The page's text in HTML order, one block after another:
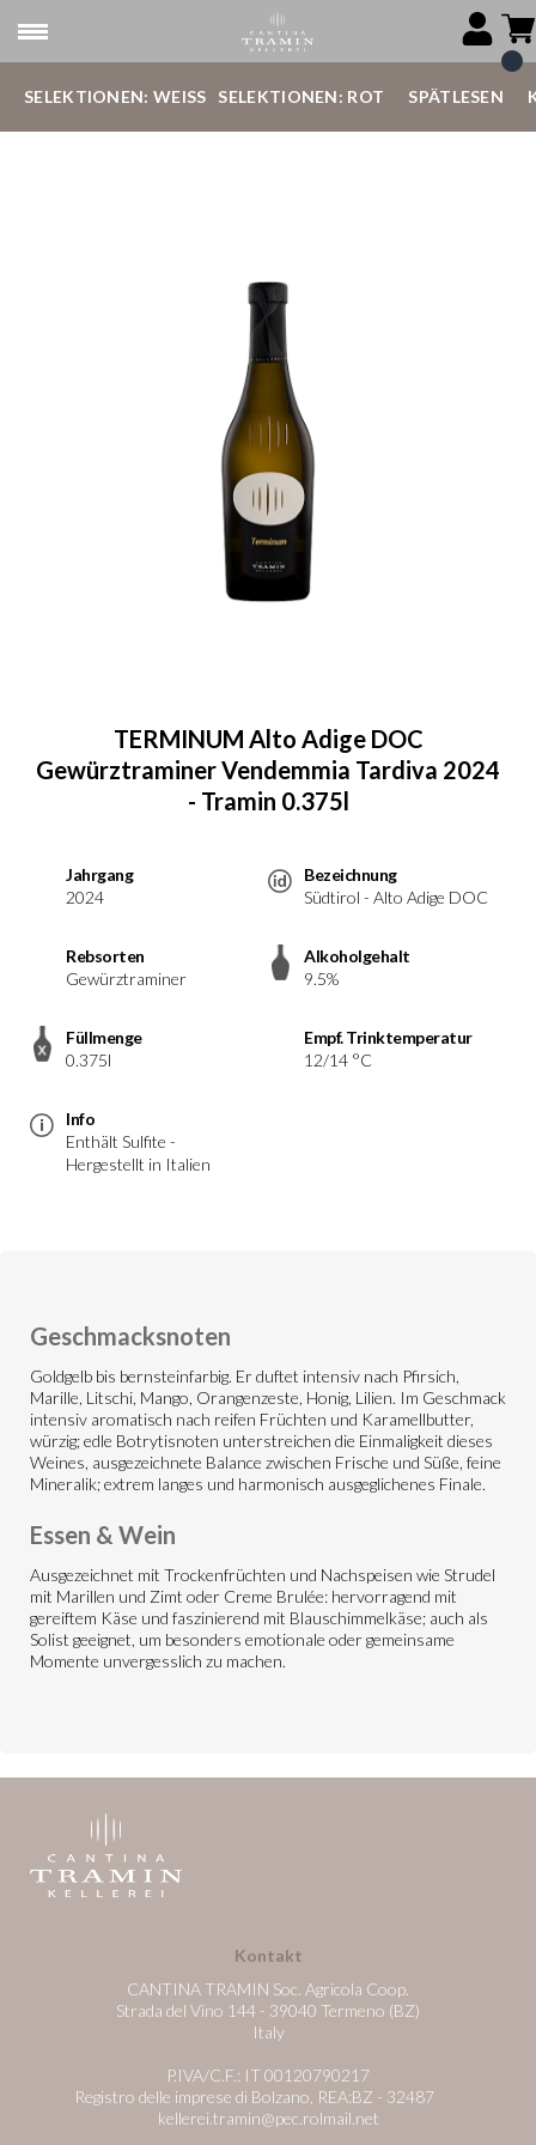
SELEKTIONEN: WEISS SELEKTIONEN: ROT SPÄTLESEN
TERMINUM Alto Adige DOC
Gewürztraminer Vendemmia Tardiva 2024
- Tramin 0.375l
Jahrgang
2024
Bezeichnung
Südtirol - Alto Adige DOC
Rebsorten
Gewürztraminer
Alkoholgehalt
9.5%
Füllmenge
0.375l
Empf. Trinktemperatur
12/14 °C
Info
Enthält Sulfite -
Hergestellt in Italien
Geschmacksnoten
Goldgelb bis bernsteinfarbig. Er duftet intensiv nach Pfirsich,
Marille, Litschi, Mango, Orangenzeste, Honig, Lilien. Im Geschmack
intensiv aromatisch nach reifen Früchten und Karamellbutter,
würzig; edle Botrytisnoten unterstreichen die Einmaligkeit dieses
Weines, ausgezeichnete Balance zwischen Frische und Süße, feine
Mineralik; extrem langes und harmonisch ausgeglichenes Finale.
Essen & Wein
Ausgezeichnet mit Trockenfrüchten und Nachspeisen wie Strudel
mit Marillen und Zimt oder Creme Brulée: hervorragend mit
gereiftem Käse und faszinierend mit Blauschimmelkäse; auch als
Solist geeignet, um besonders emotionale oder gemeinsame
Momente unvergesslich zu machen.
Kontakt
CANTINA TRAMIN Soc. Agricola Coop.
Strada del Vino 144 - 39040 Termeno (BZ)
Italy
P.IVA/C.F.: IT 00120790217
Registro delle imprese di Bolzano, REA:BZ - 32487
kellerei.tramin@pec.rolmail.net